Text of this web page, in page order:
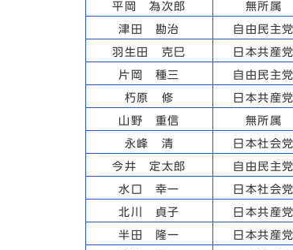
平岡 為次郎 無所属
津田 勘治 自由民主党
羽生田 克巳 日本共産党
片岡 種三 自由民主党
朽原 修 日本共産党
山野 重信 無所属
永峰 清 日本社会党
今井 定太郎 自由民主党
水口 幸一 日本社会党
北川 貞子 日本共産党
半田 隆一 日本共産党